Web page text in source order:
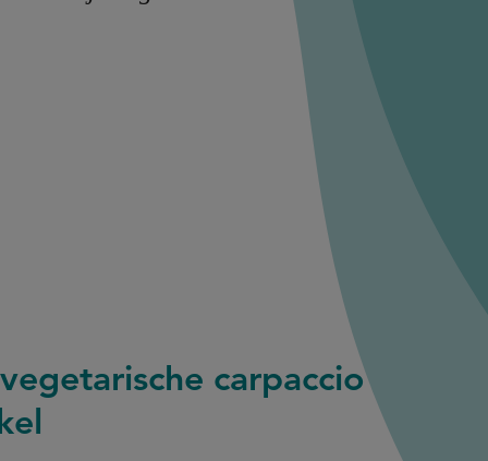
carpaccio